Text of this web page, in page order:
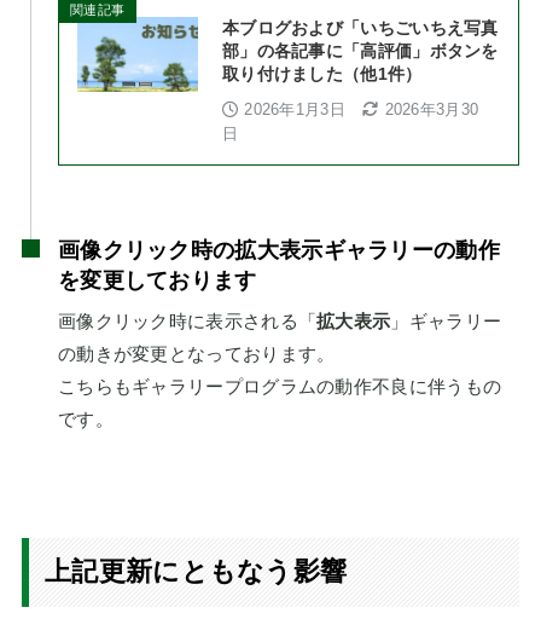
関連記事
本ブログおよび「いちごいちえ写真
部」の各記事に「高評価」ボタンを
取り付けました（他1件）
2026年1月3日
2026年3月30
日
画像クリック時の拡大表示ギャラリーの動作
を変更しております
画像クリック時に表示される「拡大表示 」ギャラリー
の動きが変更となっております。
こちらもギャラリープログラムの動作不良に伴うもの
です。
上記更新にともなう影響